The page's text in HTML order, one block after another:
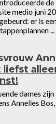
de
medio juni
er is
...
liefst
dames
Annelies